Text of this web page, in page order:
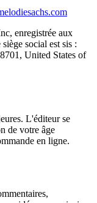
enregistrée aux
social est sis :
United States of
L'éditeur se
de votre âge
en ligne.